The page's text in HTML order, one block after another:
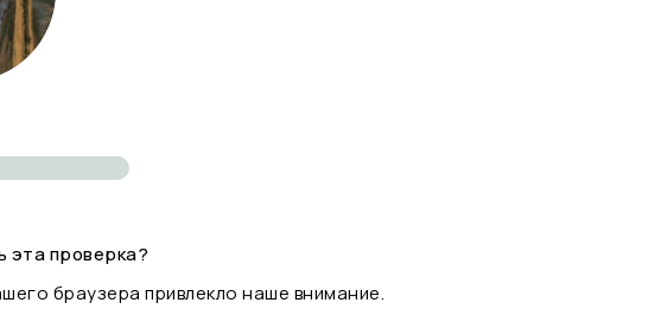
эта проверка?
браузера привлекло наше внимание.